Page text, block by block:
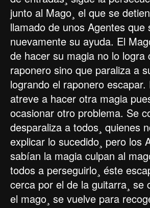
junto al Mago¸ el que se
llamado de unos Agentes que
nuevamente su ayuda. El
de hacer su magia no lo logra
raponero sino que paraliza a
logrando el raponero
atreve a hacer otra magia
ocasionar otro problema. Se
desparaliza a todos¸ quienes
explicar lo sucedido¸ pero los
sabían la magia culpan al
todos a perseguirlo¸ éste
cerca por el de la guitarra¸ se
el mago¸ se vuelve para